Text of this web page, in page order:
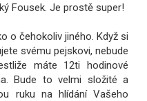
Fousek. Je prostě super!
o čehokoliv jiného. Když si
svému pejskovi, nebude
máte 12ti hodinové
Bude to velmi složité a
ruku na hlídání Vašeho